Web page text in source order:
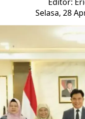
Selasa, 28